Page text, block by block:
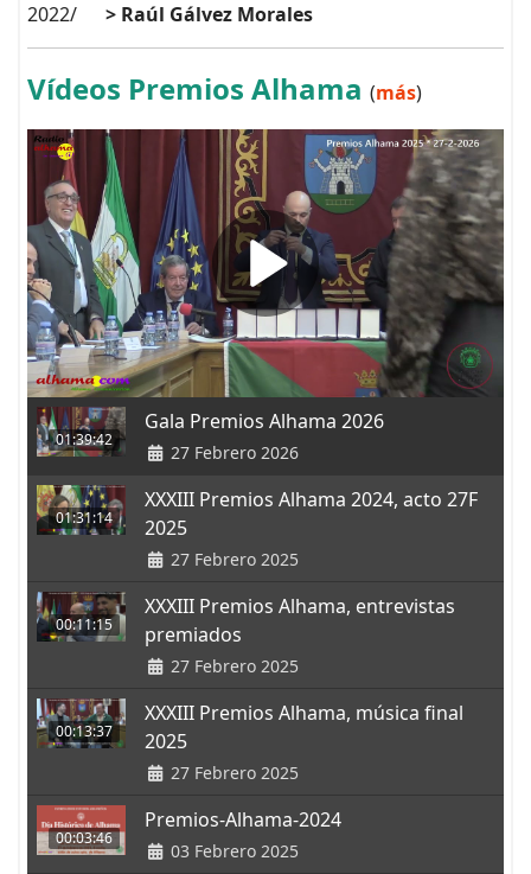
2022/ > Raúl Gálvez Morales
Vídeos Premios Alhama (más)
01:39:42
Gala Premios Alhama 2026
27 Febrero 2026
01:31:14
XXXIII Premios Alhama 2024, acto 27F
2025
27 Febrero 2025
00:11:15
XXXIII Premios Alhama, entrevistas
premiados
27 Febrero 2025
00:13:37
XXXIII Premios Alhama, música final
2025
27 Febrero 2025
00:03:46
Premios-Alhama-2024
03 Febrero 2025